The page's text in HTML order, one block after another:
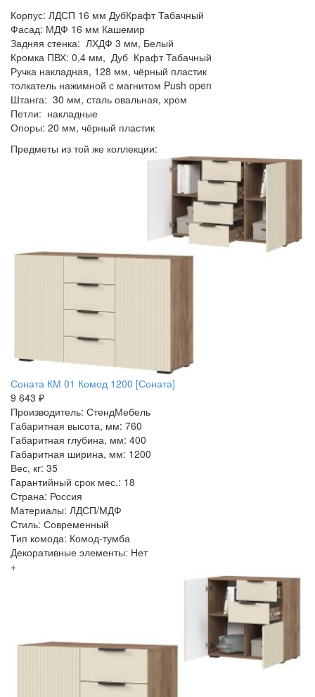
Корпус: ЛДСП 16 мм ДубКрафт Табачный
Фасад: МДФ 16 мм Кашемир
Задняя стенка: ЛХДФ 3 мм, Белый
Кромка ПВХ: 0,4 мм, Дуб Крафт Табачный
Ручка накладная, 128 мм, чёрный пластик
толкатель нажимной с магнитом Push open
Штанга: 30 мм, сталь овальная, хром
Петли: накладные
Опоры: 20 мм, чёрный пластик
Предметы из той же коллекции:
Соната КМ 01 Комод 1200 [Соната]
9 643 ₽
Производитель: СтендМебель
Габаритная высота, мм: 760
Габаритная глубина, мм: 400
Габаритная ширина, мм: 1200
Вес, кг: 35
Гарантийный срок мес.: 18
Страна: Россия
Материалы: ЛДСП/МДФ
Стиль: Современный
Тип комода: Комод-тумба
Декоративные элементы: Нет
+